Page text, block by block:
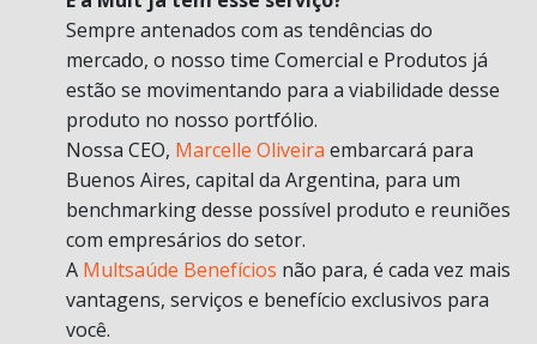
Sempre antenados com as tendências do
mercado, o nosso time Comercial e Produtos já
estão se movimentando para a viabilidade desse
produto no nosso portfólio.
Nossa CEO, Marcelle Oliveira embarcará para
Buenos Aires, capital da Argentina, para um
benchmarking desse possível produto e reuniões
com empresários do setor.
A Multsaúde Benefícios não para, é cada vez mais
vantagens, serviços e benefício exclusivos para
você.